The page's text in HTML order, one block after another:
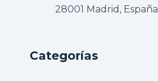
28001 Madrid, España
Categorías